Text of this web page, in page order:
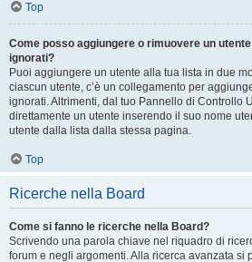
Top
Come posso aggiungere o rimuovere un
ignorati?
Puoi aggiungere un utente alla tua lista in due
ciascun utente, c’è un collegamento per
ignorati. Altrimenti, dal tuo Pannello di Controllo
direttamente un utente inserendo il suo nome
utente dalla lista dalla stessa pagina.
Top
Ricerche nella Board
Come si fanno le ricerche nella Board?
Scrivendo una parola chiave nel riquadro di
forum e negli argomenti. Alla ricerca avanzata si